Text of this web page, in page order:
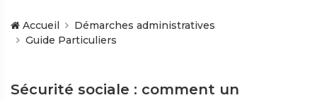
Accueil
Démarches administratives
Guide Particuliers
Sécurité sociale : comment un